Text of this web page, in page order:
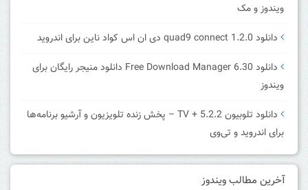
ویندوز و مک
دانلود quad9 connect 1.2.0 دی ان اس کواد ناین برای اندروید
دانلود Free Download Manager 6.30 دانلود منیجر رایگان برای
ویندوز
دانلود تلوبیون 5.2.2 + TV – پخش زنده تلویزیون و آرشیو برنامه‌ها
برای اندروید و تی‌وی
آخرین مطالب ویندوز